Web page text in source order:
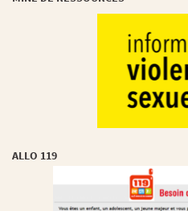
ALLO 119